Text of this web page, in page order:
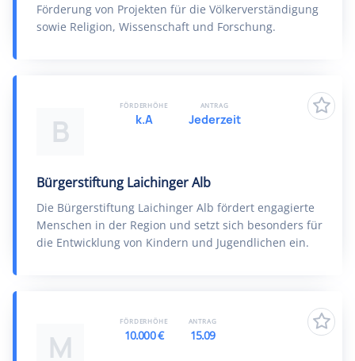
Förderung von Projekten für die Völkerverständigung
sowie Religion, Wissenschaft und Forschung.
B
Bürgerstiftung Laichinger Alb
Die Bürgerstiftung Laichinger Alb fördert engagierte
Menschen in der Region und setzt sich besonders für
die Entwicklung von Kindern und Jugendlichen ein.
FÖRDERHÖHE
k.A
ANTRAG
Jederzeit
M
FÖRDERHÖHE
10.000 €
ANTRAG
15.09